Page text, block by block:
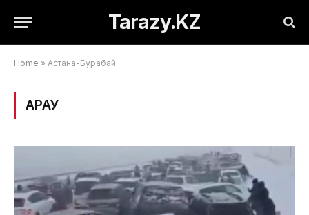
Tarazy.KZ
Home » Астана-Бурабай
ҚАРАУ